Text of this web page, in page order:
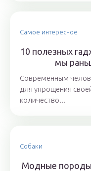
Самое интересное
10 полезных
мы
Современным
для упрощения
количество...
Собаки
Модные породы